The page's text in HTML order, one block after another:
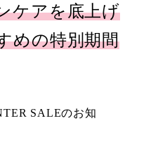
ケアを底上げ
めの特別期間